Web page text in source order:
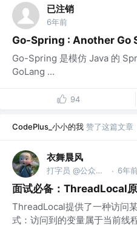
已注销
6年前
Go-Spring : Another Go
Go-Spring 是模仿 Java 的
GoLang ...
94
CodePlus_小小的我 赞了这篇文章
衣舞晨风
打字员 @公众号【衣舞晨风】 · 6年前
面试必备：ThreadLocal
ThreadLocal提供了一种访问
式：访问到的变量属于当前线